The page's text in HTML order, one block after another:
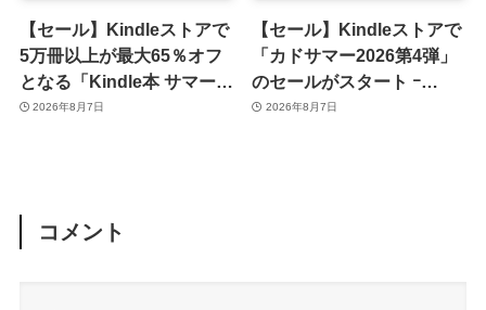
【セール】Kindleストアで
5万冊以上が最大65％オフ
となる「Kindle本 サマーセ
ール第2弾」がスタート
2026年8月7日
【セール】Kindleストアで
「カドサマー2026第4弾」
のセールがスタート ｰ
KADOKAWAのKindle本
2026年8月7日
コメント